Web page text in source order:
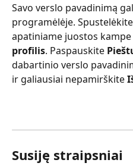
Savo verslo pavadinimą
programėlėje. Spustelėkite
apatiniame juostos
profilis. Paspauskite
dabartinio verslo
ir galiausiai nepamirškite
Susiję straipsniai